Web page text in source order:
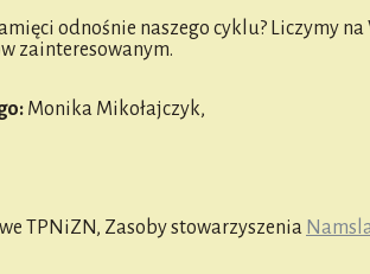
odnośnie naszego cyklu? Liczymy
zainteresowanym.
Monika Mikołajczyk,
TPNiZN, Zasoby stowarzyszenia